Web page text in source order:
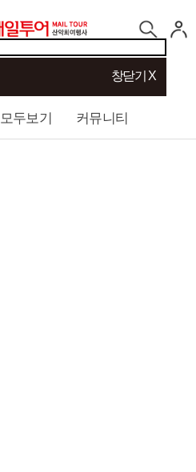
모두보기 커뮤니티
창닫기 X